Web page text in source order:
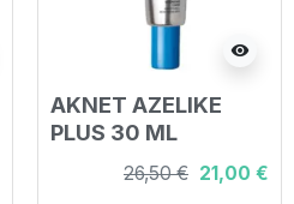
visibility
AKNET AZELIKE
PLUS 30 ML
26,50 € 21,00 €